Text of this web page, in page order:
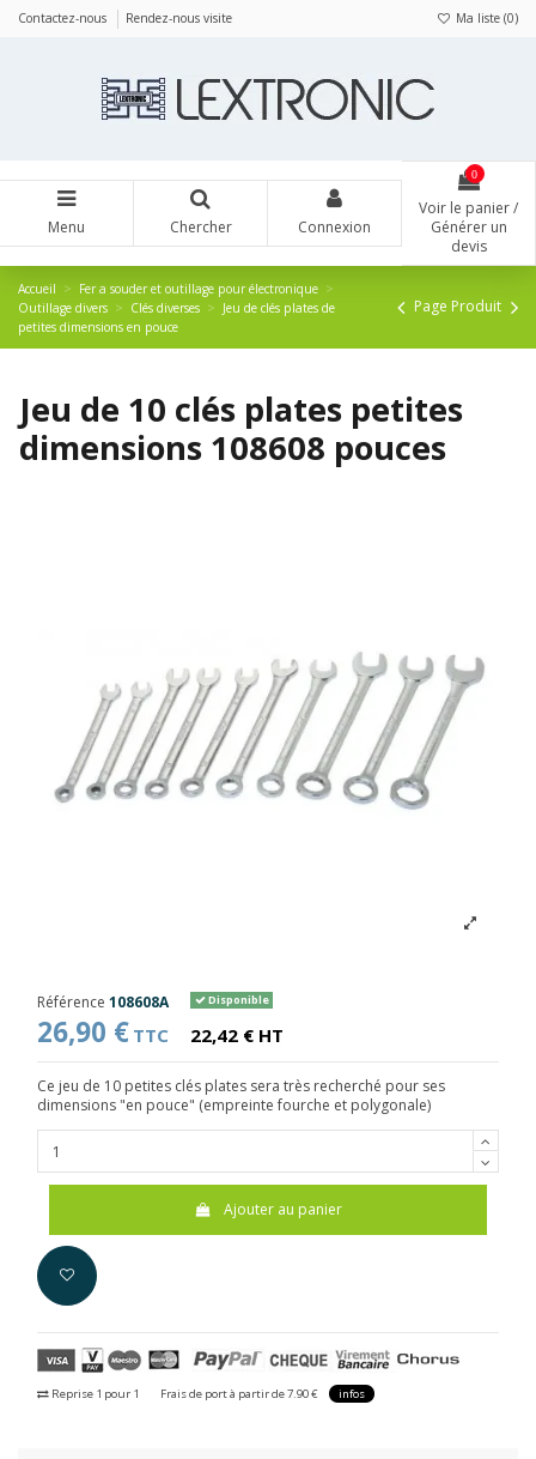
Contactez-nous Rendez-nous visite Ma liste (0)
Menu Chercher Connexion
0
Voir le panier /
Générer un
devis
Accueil
Fer a souder et outillage pour électronique
Outillage divers
Clés diverses
Jeu de clés plates de
petites dimensions en pouce
Page Produit
Jeu de 10 clés plates petites
dimensions 108608 pouces
Référence 108608A Disponible
26,90 € TTC 22,42 € HT
Ce jeu de 10 petites clés plates sera très recherché pour ses
dimensions "en pouce" (empreinte fourche et polygonale)
Ajouter au panier
Reprise 1 pour 1 Frais de port à partir de 7.90 € infos
Panneau de gestion des cookies